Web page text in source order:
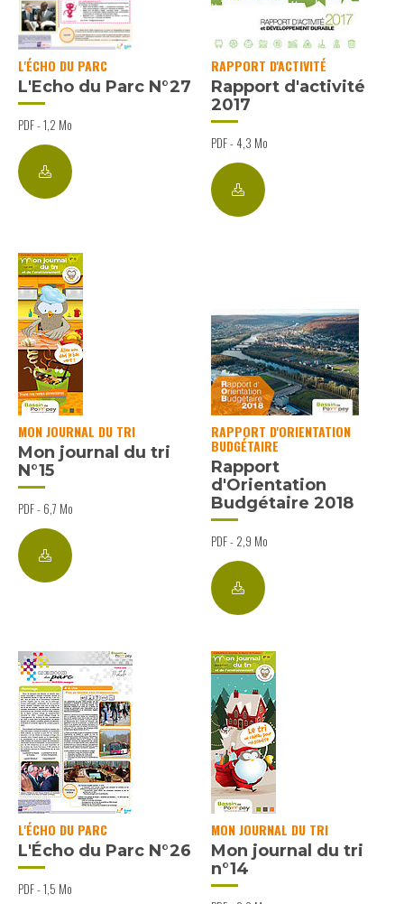
L'ÉCHO DU PARC
L'Echo du Parc N°27
PDF - 1,2 Mo
RAPPORT D'ACTIVITÉ
Rapport d'activité
2017
PDF - 4,3 Mo
MON JOURNAL DU TRI
Mon journal du tri
N°15
PDF - 6,7 Mo
RAPPORT D'ORIENTATION
BUDGÉTAIRE
Rapport
d'Orientation
Budgétaire 2018
PDF - 2,9 Mo
L'ÉCHO DU PARC
L'Écho du Parc N°26
PDF - 1,5 Mo
MON JOURNAL DU TRI
Mon journal du tri
n°14